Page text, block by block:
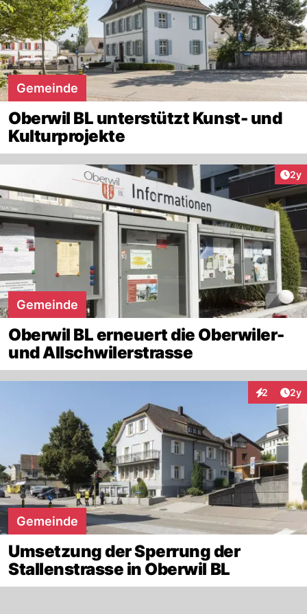
Gemeinde
Oberwil BL unterstützt Kunst- und
Kulturprojekte
2y
Gemeinde
Oberwil BL erneuert die Oberwiler-
und Allschwilerstrasse
2 2y
Gemeinde
Umsetzung der Sperrung der
Stallenstrasse in Oberwil BL